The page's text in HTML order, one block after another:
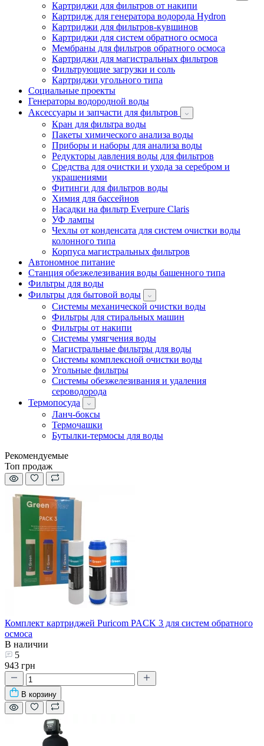
Картриджи для фильтров от накипи
Картридж для генератора водорода Hydron
Картриджи для фильтров-кувшинов
Картриджи для систем обратного осмоса
Мембраны для фильтров обратного осмоса
Картриджи для магистральных фильтров
Фильтрующие загрузки и соль
Картриджи угольного типа
Социальные проекты
Генераторы водородной воды
Аксессуары и запчасти для фильтров
Кран для фильтра воды
Пакеты химического анализа воды
Приборы и наборы для анализа воды
Редукторы давления воды для фильтров
Средства для очистки и ухода за серебром и
украшениями
Фитинги для фильтров воды
Химия для бассейнов
Насадки на фильтр Everpure Claris
УФ лампы
Чехлы от конденсата для систем очистки воды
колонного типа
Корпуса магистральных фильтров
Автономное питание
Станция обезжелезивания воды башенного типа
Фильтры для воды
Фильтры для бытовой воды
Системы механической очистки воды
Фильтры для стиральных машин
Фильтры от накипи
Системы умягчения воды
Магистральные фильтры для воды
Системы комплексной очистки воды
Угольные фильтры
Системы обезжелезивания и удаления
сероводорода
Термопосуда
Ланч-боксы
Термочашки
Бутылки-термосы для воды
Рекомендуемые
Топ продаж
Комплект картриджей Puricom PACK 3 для систем обратного
осмоса
В наличии
5
943 грн
В корзину